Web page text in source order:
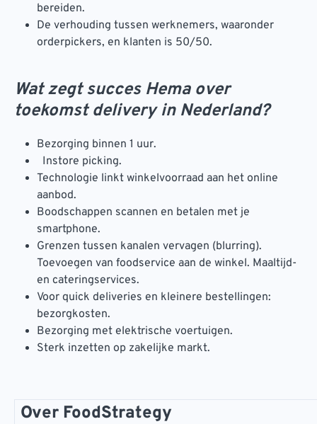
bereiden.
De verhouding tussen werknemers, waaronder
orderpickers, en klanten is 50/50.
Wat zegt succes Hema over
toekomst delivery in Nederland?
Bezorging binnen 1 uur.
Instore picking.
Technologie linkt winkelvoorraad aan het online
aanbod.
Boodschappen scannen en betalen met je
smartphone.
Grenzen tussen kanalen vervagen (blurring).
Toevoegen van foodservice aan de winkel. Maaltijd-
en cateringservices.
Voor quick deliveries en kleinere bestellingen:
bezorgkosten.
Bezorging met elektrische voertuigen.
Sterk inzetten op zakelijke markt.
Over FoodStrategy